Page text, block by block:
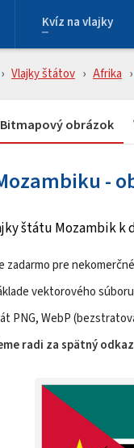
Kvíz na vlajky
Vlajky štátov Afrika
Bitmapový obrázok
-
štátu Mozambik
zadarmo pre
vektorového
PNG, WebP
radi za spätný